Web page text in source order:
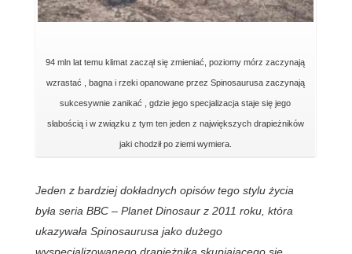
94 mln lat temu klimat zaczął się zmieniać, poziomy mórz zaczynają
wzrastać , bagna i rzeki opanowane przez Spinosaurusa zaczynają
sukcesywnie zanikać , gdzie jego specjalizacja staje się jego
słabością i w związku z tym ten jeden z największych drapieżników
jaki chodził po ziemi wymiera.
Jeden z bardziej dokładnych opisów tego stylu życia
była seria BBC – Planet Dinosaur z 2011 roku, która
ukazywała Spinosaurusa jako dużego
wyspecjalizowanego drapieżnika skupiającego się